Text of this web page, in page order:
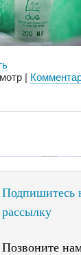
|
Подпишитесь
рассылку
Позвоните